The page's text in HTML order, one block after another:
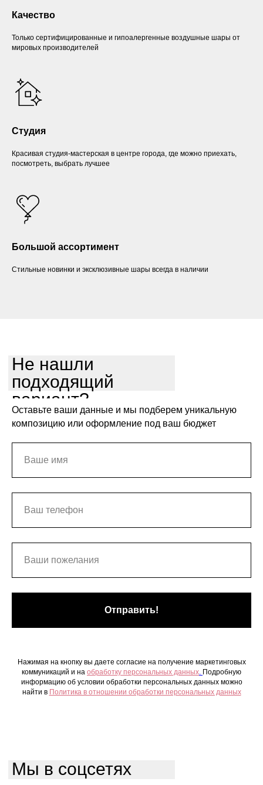
Качество
Только сертифицированные и гипоалергенные воздушные шары от
мировых производителей
Студия
Красивая студия-мастерская в центре города, где можно приехать,
посмотреть, выбрать лучшее
Большой ассортимент
Стильные новинки и эксклюзивные шары всегда в наличии
Не нашли
подходящий
вариант?
Оставьте ваши данные и мы подберем уникальную
композицию или оформление под ваш бюджет
Отправить!
Нажимая на кнопку вы даете согласие на получение маркетинговых
коммуникаций и на обработку персональных данных Подробную
информацию об условии обработки персональных данных можно
найти в Политика в отношении обработки персональных данных
Мы в соцсетях